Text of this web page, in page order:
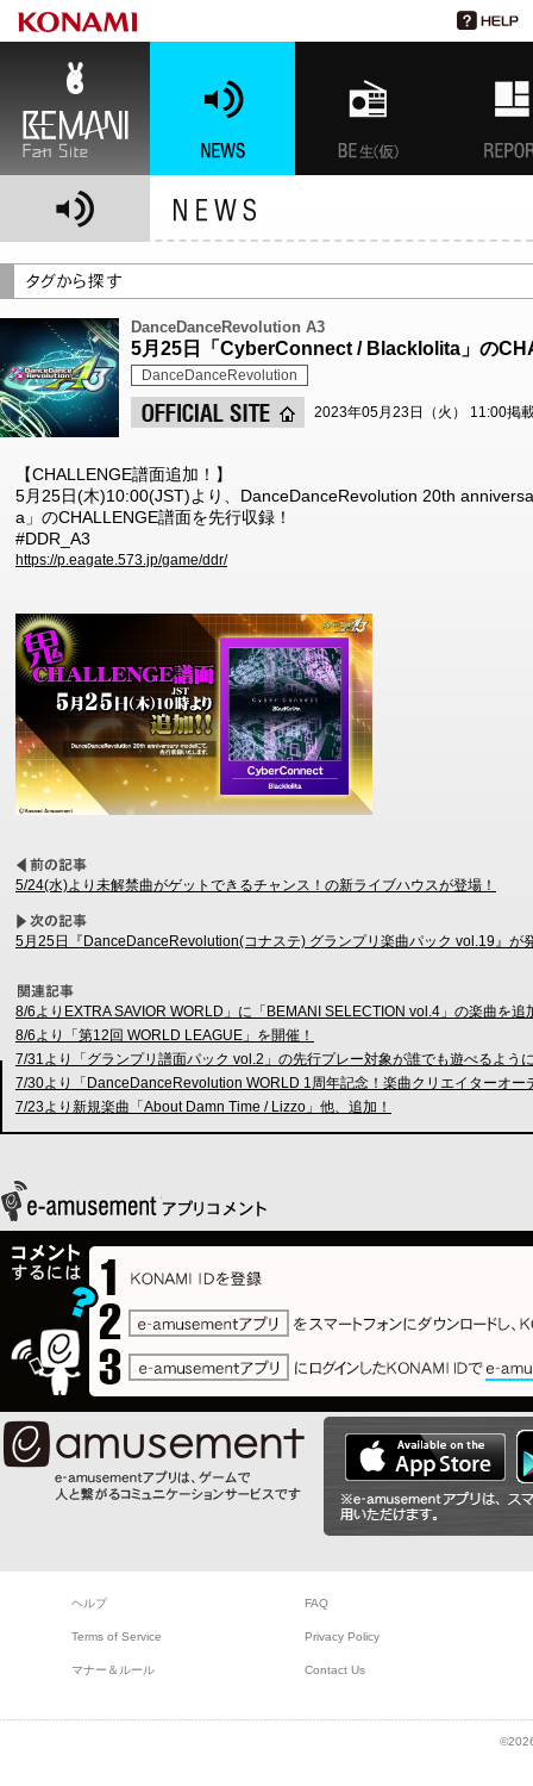
DanceDanceRevolution A3
5月25日「CyberConnect / Blacklolita」の
DanceDanceRevolution
2023年05月23日（火） 11:00掲
【CHALLENGE譜面追加！】
5月25日(木)10:00(JST)より、DanceDanceRevolution 20th
a」のCHALLENGE譜面を先行収録！
#DDR_A3
https://p.eagate.573.jp/game/ddr/
5/24(水)より未解禁曲がゲットできるチャンス！の新ライブハウスが登場！
5月25日『DanceDanceRevolution(コナステ) グランプリ楽曲パック vol.19』が
8/6よりEXTRA SAVIOR WORLD」に「BEMANI SELECTION vol.4」の楽曲を追
8/6より「第12回 WORLD LEAGUE」を開催！
7/31より「グランプリ譜面パック vol.2」の先行プレー対象が誰でも遊べるよう
7/30より「DanceDanceRevolution WORLD 1周年記念！楽曲クリエイターオ
7/23より新規楽曲「About Damn Time / Lizzo」他、追加！
ヘルプ FAQ
Terms of Service Privacy Policy
マナー＆ルール Contact Us